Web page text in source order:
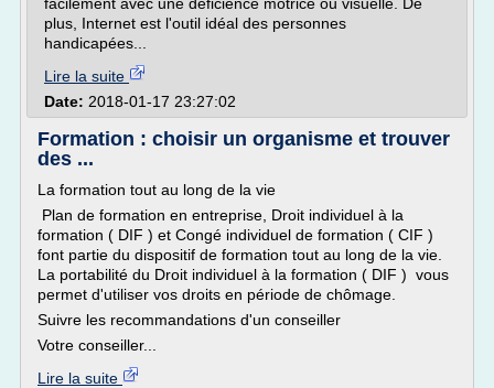
plus, Internet est l'outil idéal des personnes
handicapées...
Lire la suite
Date: 2018-01-17 23:27:02
Formation : choisir un organisme et trouver
des ...
La formation tout au long de la vie
Plan de formation en entreprise, Droit individuel à la
formation ( DIF ) et Congé individuel de formation ( CIF )
font partie du dispositif de formation tout au long de la vie.
La portabilité du Droit individuel à la formation ( DIF ) vous
permet d'utiliser vos droits en période de chômage.
Suivre les recommandations d'un conseiller
Votre conseiller...
Lire la suite